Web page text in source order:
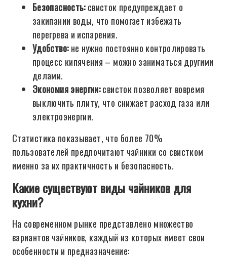
Безопасность:свисток предупреждает о
закипании воды, что помогает избежать
перегрева и испарения.
Удобство:не нужно постоянно контролировать
процесс кипячения – можно заниматься другими
делами.
Экономия энергии:свисток позволяет вовремя
выключить плиту, что снижает расход газа или
электроэнергии.
Статистика показывает, что более 70%
пользователей предпочитают чайники со свистком
именно за их практичность и безопасность.
Какие существуют виды чайников для
кухни?
На современном рынке представлено множество
вариантов чайников, каждый из которых имеет свои
особенности и предназначение: